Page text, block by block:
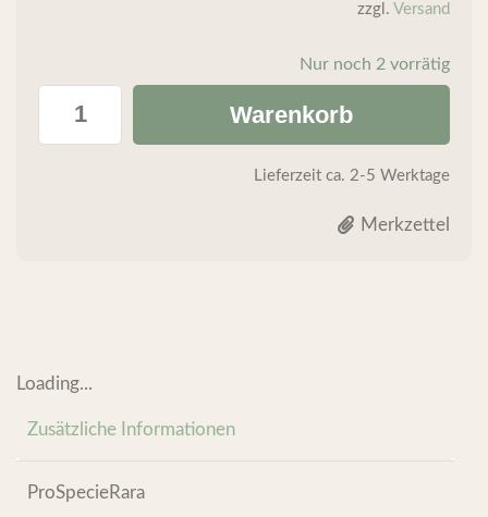
zzgl. Versand
Nur noch 2 vorrätig
Warenkorb
Lieferzeit ca. 2-5 Werktage
Merkzettel
Loading...
Zusätzliche Informationen
ProSpecieRara